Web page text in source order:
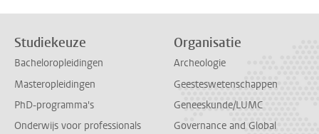
Studiekeuze
Bacheloropleidingen
Masteropleidingen
PhD-programma's
Onderwijs voor professionals
Organisatie
Archeologie
Geesteswetenschappen
Geneeskunde/LUMC
Governance and Global